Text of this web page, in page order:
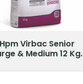
Hpm Virbac Senior
& Medium 12 Kg.